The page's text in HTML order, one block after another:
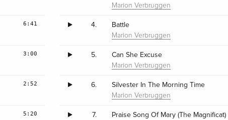
6:41
3:00
2:52
5:20
Marion Verbruggen
4. Battle
Marion Verbruggen
5. Can She Excuse
Marion Verbruggen
6. Silvester In The Morning Time
Marion Verbruggen
7. Praise Song Of Mary (The Magnificat)